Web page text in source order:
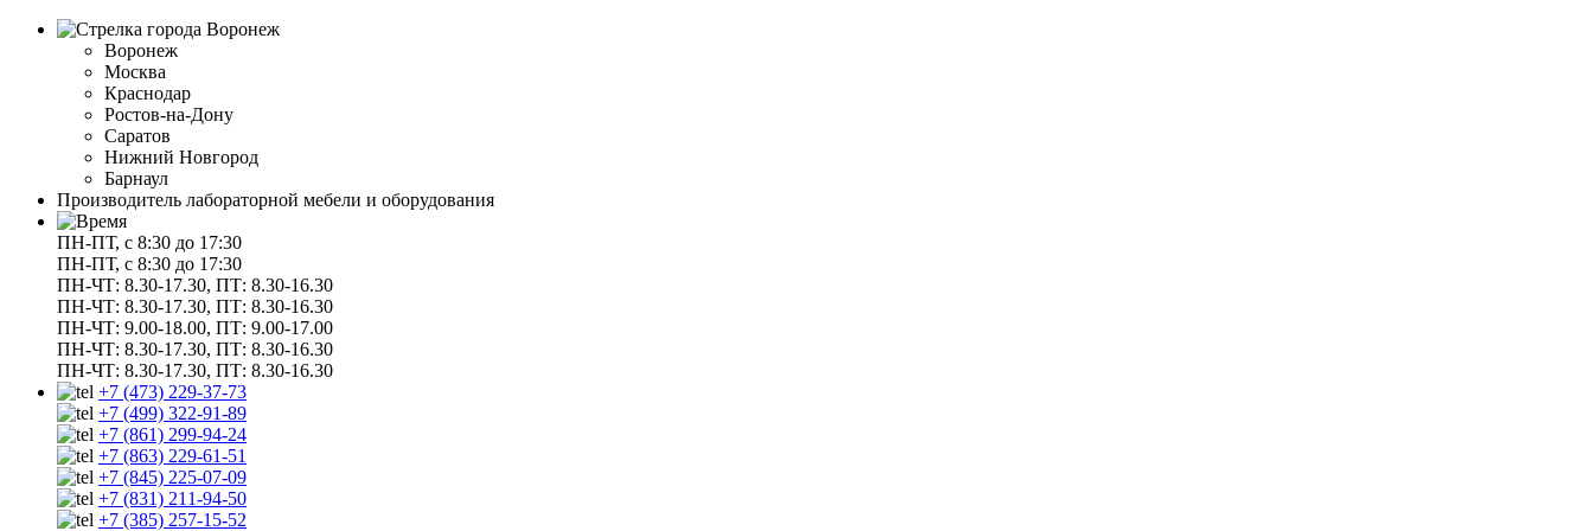
Воронеж
Воронеж
Москва
Краснодар
Ростов-на-Дону
Саратов
Нижний Новгород
Барнаул
Производитель лабораторной мебели и оборудования
ПН-ПТ, с 8:30 до 17:30
ПН-ПТ, с 8:30 до 17:30
ПН-ЧТ: 8.30-17.30, ПТ: 8.30-16.30
ПН-ЧТ: 8.30-17.30, ПТ: 8.30-16.30
ПН-ЧТ: 9.00-18.00, ПТ: 9.00-17.00
ПН-ЧТ: 8.30-17.30, ПТ: 8.30-16.30
ПН-ЧТ: 8.30-17.30, ПТ: 8.30-16.30
+7 (473) 229-37-73
+7 (499) 322-91-89
+7 (861) 299-94-24
+7 (863) 229-61-51
+7 (845) 225-07-09
+7 (831) 211-94-50
+7 (385) 257-15-52